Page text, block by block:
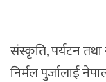
संस्कृति, पर्यटन
निर्मल पुर्जालाई